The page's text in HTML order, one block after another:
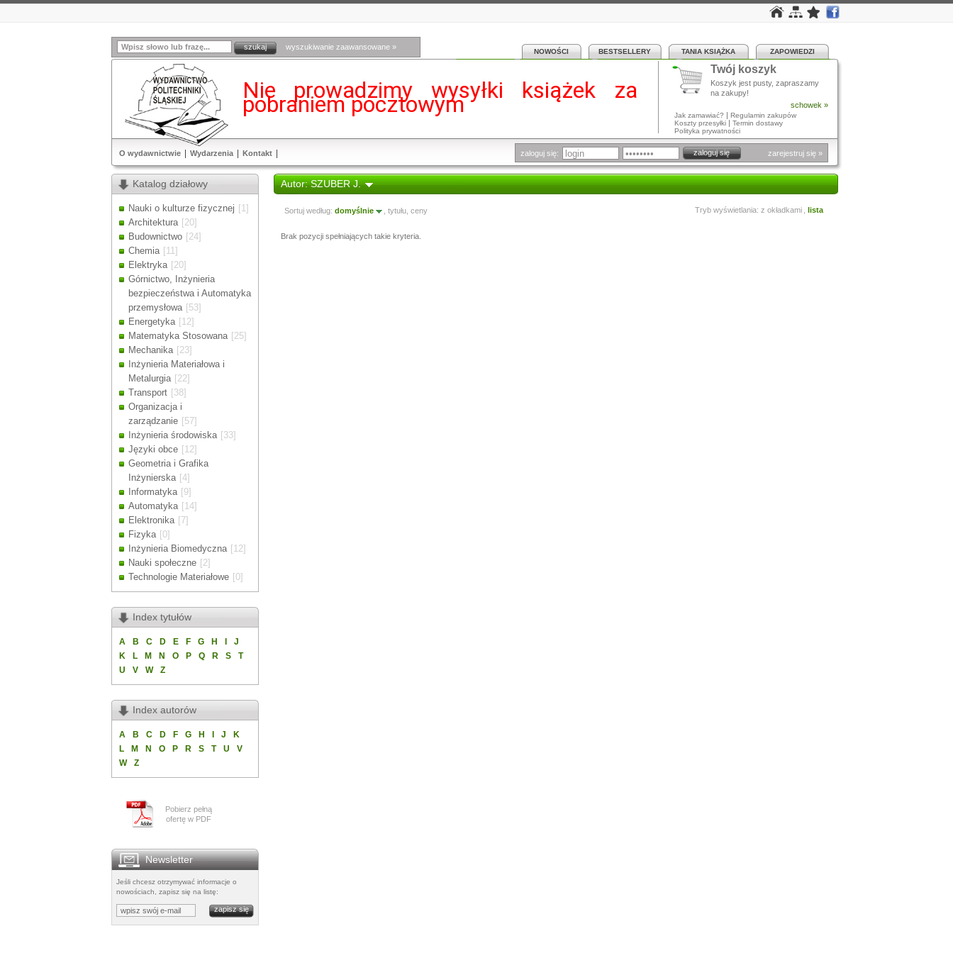
wyszukiwanie zaawansowane »
NOWOŚCI BESTSELLERY TANIA KSIĄŻKA ZAPOWIEDZI
Nie prowadzimy wysyłki książek za
pobraniem pocztowym
Drodzy Klienci!
Twój koszyk
Koszyk jest pusty, zapraszamy
na zakupy!
schowek »
Jak zamawiać? | Regulamin zakupów
Koszty przesyłki | Termin dostawy
Polityka prywatności
O wydawnictwie Wydarzenia Kontakt zaloguj się: zarejestruj się »
Katalog działowy
Nauki o kulturze fizycznej [1]
Architektura [20]
Budownictwo [24]
Chemia [11]
Elektryka [20]
Górnictwo, Inżynieria
bezpieczeństwa i Automatyka
przemysłowa [53]
Energetyka [12]
Matematyka Stosowana [25]
Mechanika [23]
Inżynieria Materiałowa i
Metalurgia [22]
Transport [38]
Organizacja i
zarządzanie [57]
Inżynieria środowiska [33]
Języki obce [12]
Geometria i Grafika
Inżynierska [4]
Informatyka [9]
Automatyka [14]
Elektronika [7]
Fizyka [0]
Inżynieria Biomedyczna [12]
Nauki społeczne [2]
Technologie Materiałowe [0]
Index tytułów
A B C D E F G H
J
K
L M N O P Q R S
T
U
V W Z
Index autorów
A B C D F G H J
K
L
M N O P R S T U
V
W
Z
Pobierz pełną
ofertę w PDF
Newsletter
Jeśli chcesz otrzymywać informacje o
nowościach, zapisz się na listę:
Autor: SZUBER J.
Sortuj według: domyślnie tytułu, ceny Tryb wyświetlania: z okładkami lista
Brak pozycji spełniających takie kryteria.